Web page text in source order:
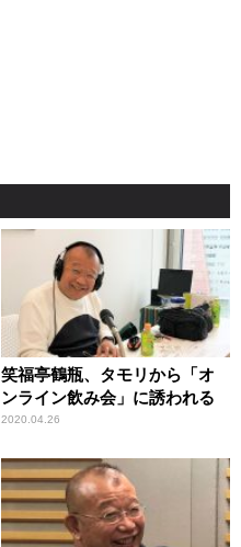
笑福亭鶴瓶、タモリから「オ
ンライン飲み会」に誘われる
2020.04.26